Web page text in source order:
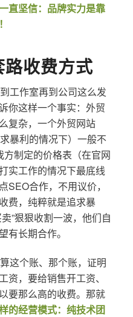
直坚信：品牌实力是靠
收费方式
工作室再到公司这么发
你这样一个事实：外贸
复杂，一个外贸网站
暴利的情况下）一般不
制定的价格表（在官网
实工作的情况下最底线
SEO合作，不用议价，
费，纯粹就是追求暴
”狠狠收割一波，他们自
有长期合作。
这个账、那个账，证明
资，要给销售开工资、
要那么高的收费。那就
的经营模式：纯技术团